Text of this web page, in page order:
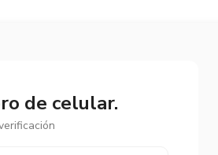
de celular.